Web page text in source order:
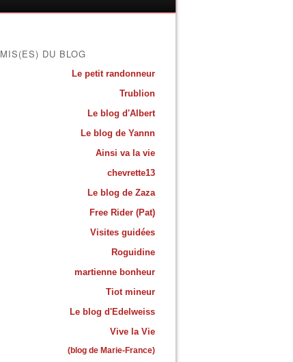
DU BLOG
Le petit randonneur
Trublion
Le blog d'Albert
Le blog de Yannn
Ainsi va la vie
chevrette13
Le blog de Zaza
Free Rider (Pat)
Visites guidées
Roguidine
martienne bonheur
Tiot mineur
Le blog d'Edelweiss
Vive la Vie
(blog de Marie-France)